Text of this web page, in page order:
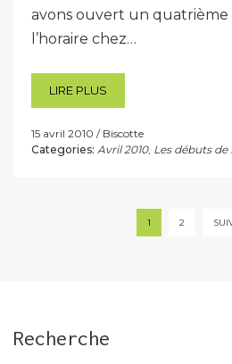
avons ouvert un quatrième
l’horaire chez…
LIRE PLUS
15 avril 2010
Biscotte
Categories: Avril 2010, Les débuts de
1 2
Recherche